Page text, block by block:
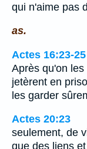
qui n'aime pas
as.
Actes 16:23-25
Après qu'on
jetèrent en
les garder
Actes 20:23
seulement, de
que des liens